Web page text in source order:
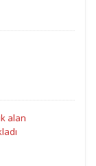
alan